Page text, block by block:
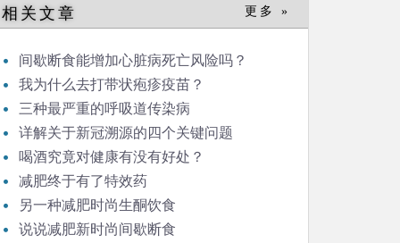
相关文章 更多 »
间歇断食能增加心脏病死亡风险吗？
我为什么去打带状疱疹疫苗？
三种最严重的呼吸道传染病
详解关于新冠溯源的四个关键问题
喝酒究竟对健康有没有好处？
减肥终于有了特效药
另一种减肥时尚生酮饮食
说说减肥新时尚间歇断食